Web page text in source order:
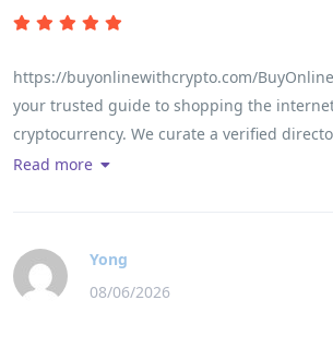
https://buyonlinewithcrypto.com/
your trusted guide to shopping the
cryptocurrency. We curate a verified
travel platforms, gift card services, and
to in-depth comparisons of payment
and stablecoins, we help you spend your
and with maximum savings. Whether
Read more
Yong
08/06/2026